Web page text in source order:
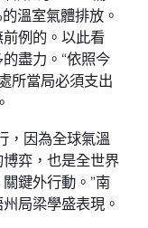
溫室氣體排放。
例的。以此看
盡力。“依照今
所當局必須支出
，因為全球氣溫
弈，也是全世界
鍵外行動。”南
局梁學盛表現。